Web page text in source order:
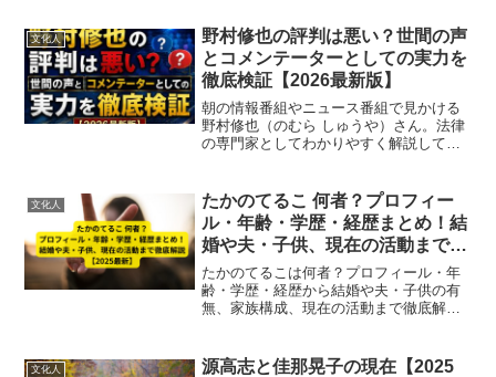
文化人
野村修也の評判は悪い？世間の声
とコメンテーターとしての実力を
徹底検証【2026最新版】
朝の情報番組やニュース番組で見かける
野村修也（のむら しゅうや）さん。法律
の専門家としてわかりやすく解説してく
があります。この記事では、野村修也さ
んの評判について、良い評...
文化人
たかのてるこ 何者？プロフィー
ル・年齢・学歴・経歴まとめ！結
婚や夫・子供、現在の活動まで徹
底解説【2025最新】
たかのてるこは何者？プロフィール・年
齢・学歴・経歴から結婚や夫・子供の有
無、家族構成、現在の活動まで徹底解
文化人
源高志と佳那晃子の現在【2025